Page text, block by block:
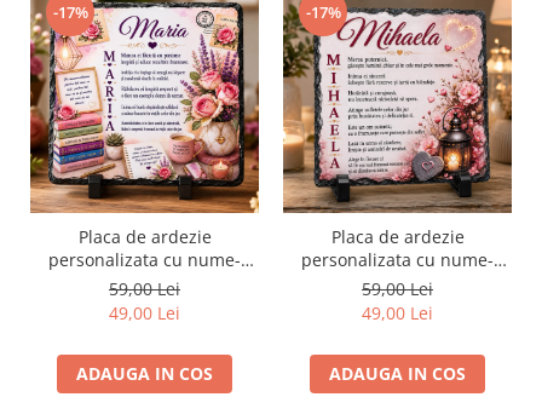
-17%
Placa de ardezie
personalizata cu nume-
Maria
59,00 Lei
49,00 Lei
ADAUGA IN COS
-17%
Placa de ardezie
personalizata cu nume-
Mihaela
59,00 Lei
49,00 Lei
ADAUGA IN COS